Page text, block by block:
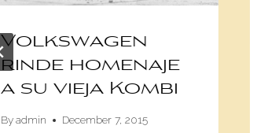
Volkswagen
rinde homenaje
a su vieja Kombi
Byadmin December 7, 2015